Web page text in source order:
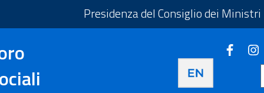
- Apre in una nuova scheda
Presidenza del Consiglio dei Ministri
Apre in una nuova
Apre